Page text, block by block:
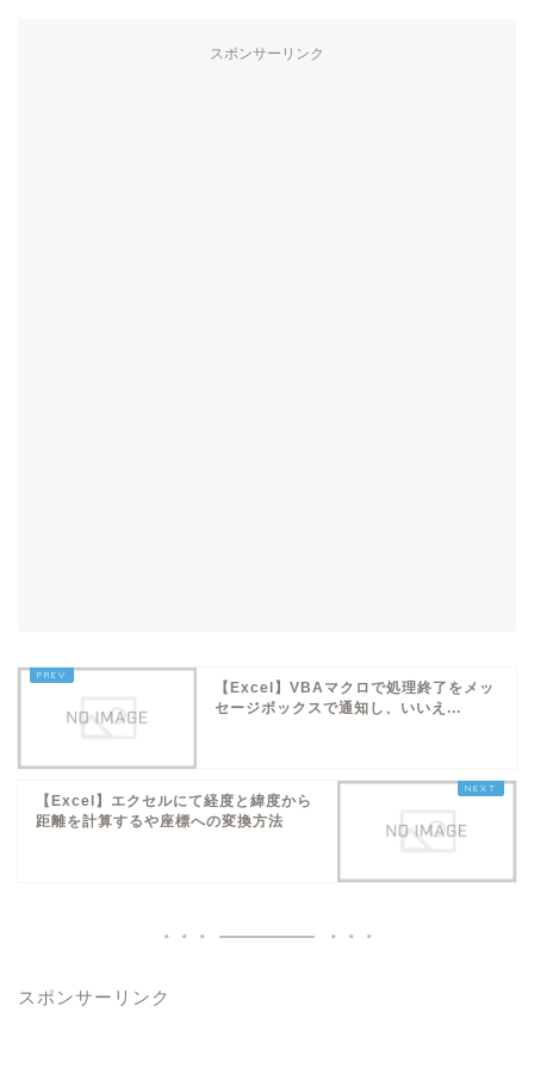
スポンサーリンク
【Excel】VBAマクロで処理終了をメッ
セージボックスで通知し、いいえ...
【Excel】エクセルにて経度と緯度から
距離を計算するや座標への変換方法
スポンサーリンク